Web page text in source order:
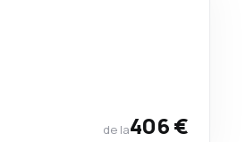
de la406 €